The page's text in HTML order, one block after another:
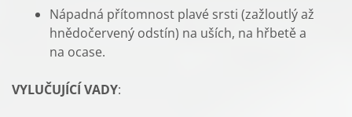
Nápadná přítomnost plavé srsti (zažloutlý až
hnědočervený odstín) na uších, na hřbetě a
na ocase.
VYLUČUJÍCÍ VADY: